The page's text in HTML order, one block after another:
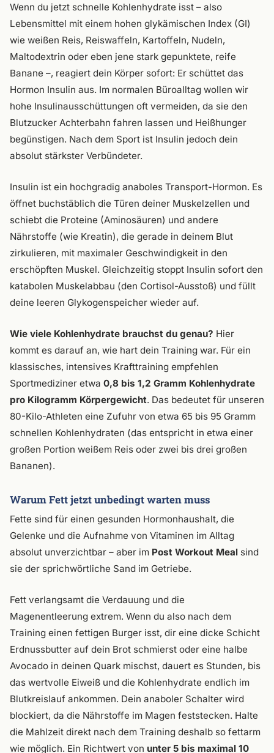
Wenn du jetzt schnelle Kohlenhydrate isst – also
Lebensmittel mit einem hohen glykämischen Index (GI)
wie weißen Reis, Reiswaffeln, Kartoffeln, Nudeln,
Maltodextrin oder eben jene stark gepunktete, reife
Banane –, reagiert dein Körper sofort: Er schüttet das
Hormon Insulin aus. Im normalen Büroalltag wollen wir
hohe Insulinausschüttungen oft vermeiden, da sie den
Blutzucker Achterbahn fahren lassen und Heißhunger
begünstigen. Nach dem Sport ist Insulin jedoch dein
absolut stärkster Verbündeter.
Insulin ist ein hochgradig anaboles Transport-Hormon. Es
öffnet buchstäblich die Türen deiner Muskelzellen und
schiebt die Proteine (Aminosäuren) und andere
Nährstoffe (wie Kreatin), die gerade in deinem Blut
zirkulieren, mit maximaler Geschwindigkeit in den
erschöpften Muskel. Gleichzeitig stoppt Insulin sofort den
katabolen Muskelabbau (den Cortisol-Ausstoß) und füllt
deine leeren Glykogenspeicher wieder auf.
Wie viele Kohlenhydrate brauchst du genau? Hier
kommt es darauf an, wie hart dein Training war. Für ein
klassisches, intensives Krafttraining empfehlen
Sportmediziner etwa 0,8 bis 1,2 Gramm Kohlenhydrate
pro Kilogramm Körpergewicht. Das bedeutet für unseren
80-Kilo-Athleten eine Zufuhr von etwa 65 bis 95 Gramm
schnellen Kohlenhydraten (das entspricht in etwa einer
großen Portion weißem Reis oder zwei bis drei großen
Bananen).
Warum Fett jetzt unbedingt warten muss
Fette sind für einen gesunden Hormonhaushalt, die
Gelenke und die Aufnahme von Vitaminen im Alltag
absolut unverzichtbar – aber im Post Workout Meal sind
sie der sprichwörtliche Sand im Getriebe.
Fett verlangsamt die Verdauung und die
Magenentleerung extrem. Wenn du also nach dem
Training einen fettigen Burger isst, dir eine dicke Schicht
Erdnussbutter auf dein Brot schmierst oder eine halbe
Avocado in deinen Quark mischst, dauert es Stunden, bis
das wertvolle Eiweiß und die Kohlenhydrate endlich im
Blutkreislauf ankommen. Dein anaboler Schalter wird
blockiert, da die Nährstoffe im Magen feststecken. Halte
die Mahlzeit direkt nach dem Training deshalb so fettarm
wie möglich. Ein Richtwert von unter 5 bis maximal 10